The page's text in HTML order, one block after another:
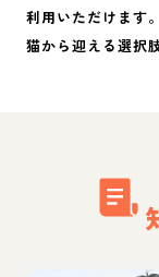
利用いただけます
猫から迎える選択